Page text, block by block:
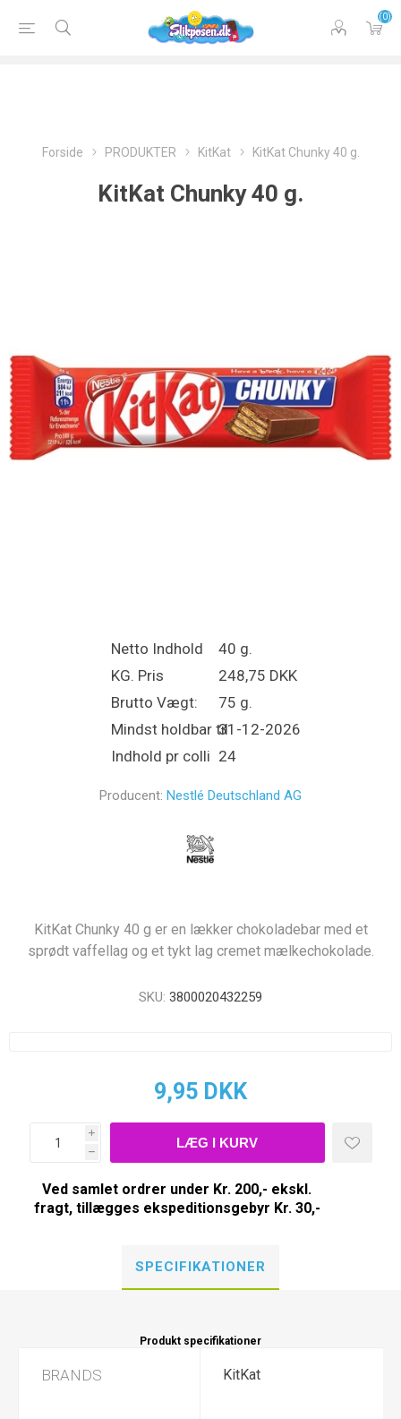
(0)
Forside PRODUKTER KitKat KitKat Chunky 40 g.
KitKat Chunky 40 g.
Netto Indhold
40 g.
KG. Pris
248,75 DKK
Brutto Vægt:
75 g.
Mindst holdbar til31-12-2026
Indhold pr colli 24
Producent: Nestlé Deutschland AG
KitKat Chunky 40 g er en lækker chokoladebar med et
sprødt vaffellag og et tykt lag cremet mælkechokolade.
SKU: 3800020432259
9,95 DKK
i
h
Ved samlet ordrer under Kr. 200,- ekskl.
fragt, tillægges ekspeditionsgebyr Kr. 30,-
SPECIFIKATIONER
Produkt specifikationer
BRANDS KitKat